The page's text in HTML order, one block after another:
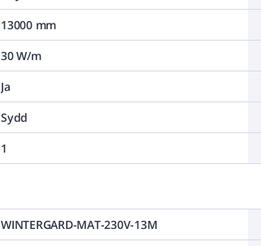
13000 mm
30 W/m
Ja
Sydd
1
WINTERGARD-MAT-230V-13M